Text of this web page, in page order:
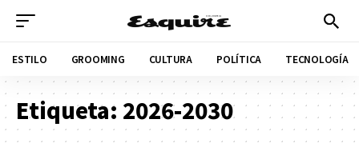
ESTILO GROOMING CULTURA POLÍTICA TECNOLOGÍA
Etiqueta: 2026-2030